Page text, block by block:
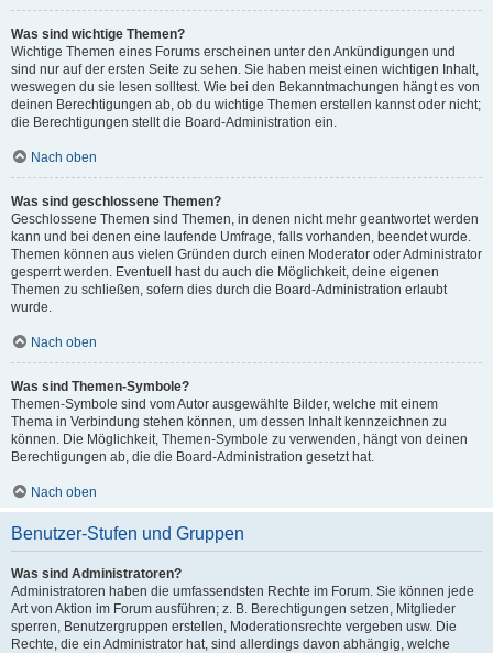
Was sind wichtige Themen?
Wichtige Themen eines Forums erscheinen unter den Ankündigungen und
sind nur auf der ersten Seite zu sehen. Sie haben meist einen wichtigen Inhalt,
weswegen du sie lesen solltest. Wie bei den Bekanntmachungen hängt es von
deinen Berechtigungen ab, ob du wichtige Themen erstellen kannst oder nicht;
die Berechtigungen stellt die Board-Administration ein.
Nach oben
Was sind geschlossene Themen?
Geschlossene Themen sind Themen, in denen nicht mehr geantwortet werden
kann und bei denen eine laufende Umfrage, falls vorhanden, beendet wurde.
Themen können aus vielen Gründen durch einen Moderator oder Administrator
gesperrt werden. Eventuell hast du auch die Möglichkeit, deine eigenen
Themen zu schließen, sofern dies durch die Board-Administration erlaubt
wurde.
Nach oben
Was sind Themen-Symbole?
Themen-Symbole sind vom Autor ausgewählte Bilder, welche mit einem
Thema in Verbindung stehen können, um dessen Inhalt kennzeichnen zu
können. Die Möglichkeit, Themen-Symbole zu verwenden, hängt von deinen
Berechtigungen ab, die die Board-Administration gesetzt hat.
Nach oben
Benutzer-Stufen und Gruppen
Was sind Administratoren?
Administratoren haben die umfassendsten Rechte im Forum. Sie können jede
Art von Aktion im Forum ausführen; z. B. Berechtigungen setzen, Mitglieder
sperren, Benutzergruppen erstellen, Moderationsrechte vergeben usw. Die
Rechte, die ein Administrator hat, sind allerdings davon abhängig, welche